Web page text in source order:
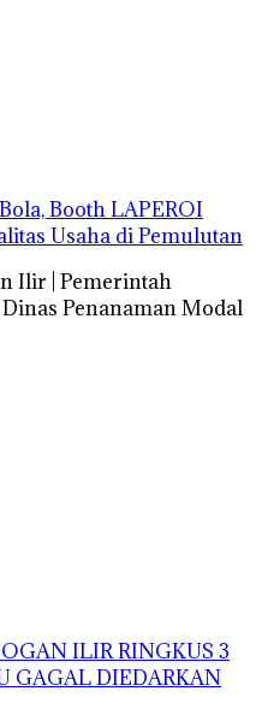
Booth LAPEROI
Usaha di Pemulutan
Ilir | Pemerintah
Penanaman Modal
ILIR RINGKUS 3
GAGAL DIEDARKAN